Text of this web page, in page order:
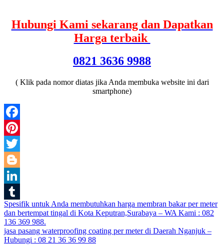
Hubungi Kami sekarang dan Dapatkan
Harga terbaik
0821 3636 9988
( Klik pada nomor diatas jika Anda membuka website ini dari
smartphone)
Facebook
Pinterest
Twitter
Blogger
LinkedIn
Tumblr
Post
navigation
Spesifik untuk Anda membutuhkan harga membran bakar per meter
dan bertempat tingal di Kota Keputran,Surabaya – WA Kami : 082
136 369 988.
jasa pasang waterproofing coating per meter di Daerah Nganjuk –
Hubungi : 08 21 36 36 99 88